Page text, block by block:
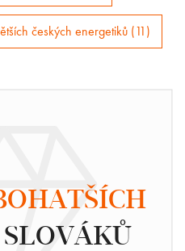
českých energetiků (11)